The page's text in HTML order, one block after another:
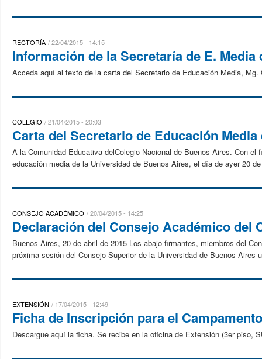
RECTORÍA 22/04/2015 - 14:15
Información de la Secretaría de E. Media
Acceda aquí al texto de la carta del Secretario de Educación Media,
COLEGIO 21/04/2015 - 20:03
Carta del Secretario de Educación
A la Comunidad Educativa delColegio Nacional de Buenos Aires. Con
educación media de la Universidad de Buenos Aires, el día de ayer 20
CONSEJO ACADÉMICO 20/04/2015 - 14:25
Declaración del Consejo Académico del
Buenos Aires, 20 de abril de 2015 Los abajo firmantes, miembros del
próxima sesión del Consejo Superior de la Universidad de Buenos Aires
EXTENSIÓN 17/04/2015 - 12:49
Ficha de Inscripción para el
Descargue aquí la ficha. Se recibe en la oficina de Extensión (3er piso,